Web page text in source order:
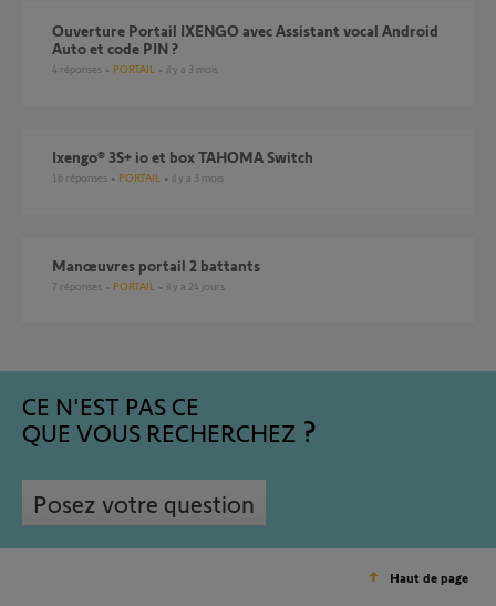
Ouverture Portail IXENGO avec Assistant vocal Android
Auto et code PIN ?
4 réponses PORTAIL il y a 3 mois
Ixengo® 3S+ io et box TAHOMA Switch
16 réponses PORTAIL il y a 3 mois
Manœuvres portail 2 battants
7 réponses PORTAIL il y a 24 jours
CE N'EST PAS CE
QUE VOUS RECHERCHEZ
Posez votre question
Haut de page